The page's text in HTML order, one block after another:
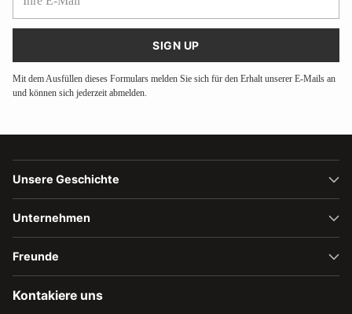
SIGN UP
Mit dem Ausfüllen dieses Formulars melden Sie sich für den Erhalt unserer E-Mails an
und können sich jederzeit abmelden.
Unsere Geschichte
Unternehmen
Freunde
Kontakiere uns